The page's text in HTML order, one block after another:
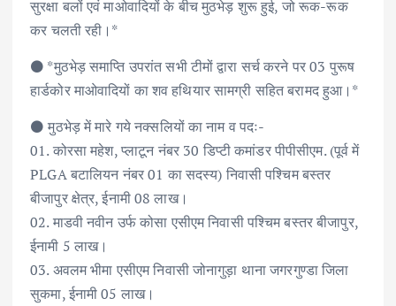
सुरक्षा बलों एवं माओवादियों के बीच मुठभेड़ शुरू हुई, जो रूक-रूक
कर चलती रही।*
⚫️ *मुठभेड़ समाप्ति उपरांत सभी टीमों द्वारा सर्च करने पर 03 पुरूष
हार्डकोर माओवादियों का शव हथियार सामग्री सहित बरामद हुआ।*
⚫️ मुठभेड़ में मारे गये नक्सलियों का नाम व पदः-
01. कोरसा महेश, प्लाटून नंबर 30 डिप्टी कमांडर पीपीसीएम. (पूर्व में
PLGA बटालियन नंबर 01 का सदस्य) निवासी पश्चिम बस्तर
बीजापुर क्षेत्र, ईनामी 08 लाख।
02. माडवी नवीन उर्फ कोसा एसीएम निवासी पश्चिम बस्तर बीजापुर,
ईनामी 5 लाख।
03. अवलम भीमा एसीएम निवासी जोनागुड़ा थाना जगरगुण्डा जिला
सुकमा, ईनामी 05 लाख।